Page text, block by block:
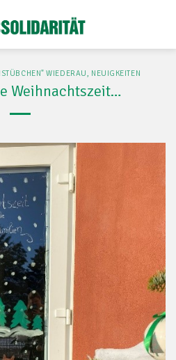
WIEDERAU, NEUIGKEITEN
Weihnachtszeit…